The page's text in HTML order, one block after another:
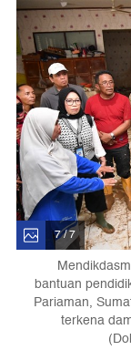
7 / 7
bantuan
Pariaman,
terkena